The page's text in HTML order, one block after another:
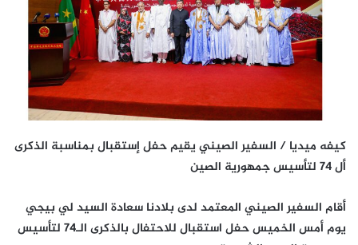
كيفه ميديا / السفير الصيني يقيم حفل إستقبال بمناسبة الذكرى
أل 74 لتأسيس جمهورية الصين
أقام السفير الصيني المعتمد لدى بلادنا سعادة السيد لي بيجي
يوم أمس الخميس حفل استقبال للاحتفال بالذكرى الـ74 لتأسيس